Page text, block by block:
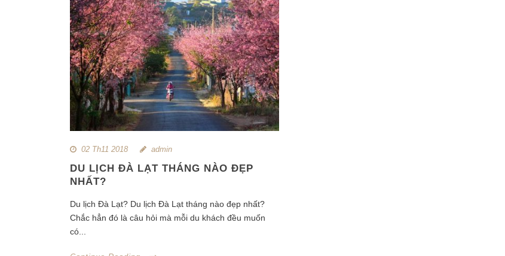
02 Th11 2018 admin
DU LỊCH ĐÀ LẠT THÁNG NÀO ĐẸP
NHẤT?
Du lịch Đà Lạt? Du lịch Đà Lạt tháng nào đẹp nhất?
Chắc hẳn đó là câu hỏi mà mỗi du khách đều muốn
có...